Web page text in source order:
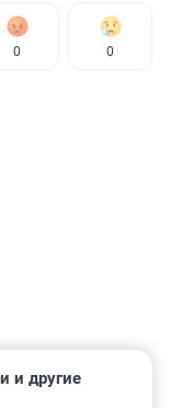
0 0
и другие